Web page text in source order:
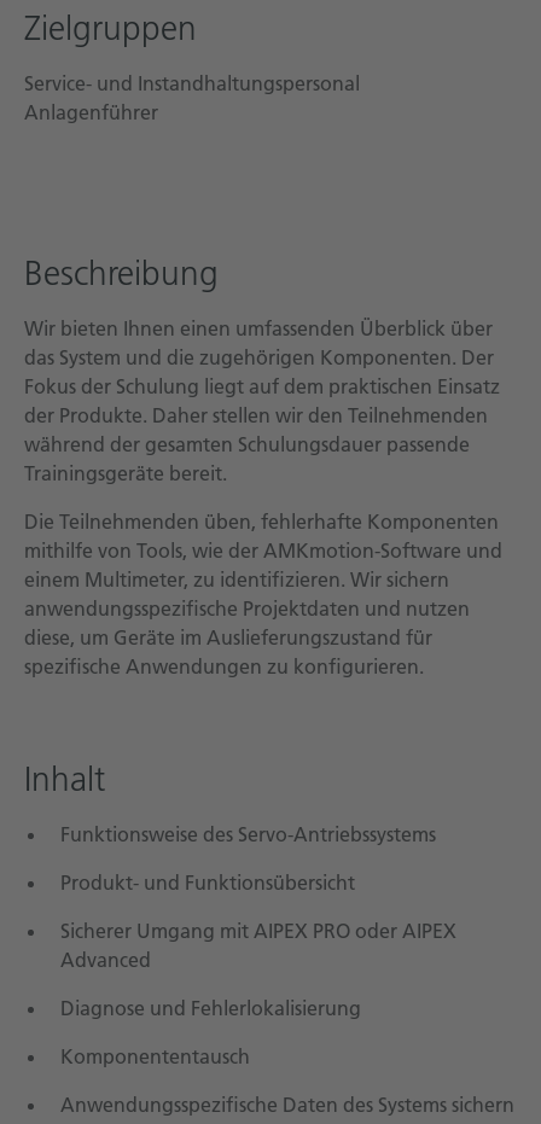
Zielgruppen
Service- und Instandhaltungspersonal
Anlagenführer
Beschreibung
Wir bieten Ihnen einen umfassenden Überblick über
das System und die zugehörigen Komponenten. Der
Fokus der Schulung liegt auf dem praktischen Einsatz
der Produkte. Daher stellen wir den Teilnehmenden
während der gesamten Schulungsdauer passende
Trainingsgeräte bereit.
Die Teilnehmenden üben, fehlerhafte Komponenten
mithilfe von Tools, wie der AMKmotion-Software und
einem Multimeter, zu identifizieren. Wir sichern
anwendungsspezifische Projektdaten und nutzen
diese, um Geräte im Auslieferungszustand für
spezifische Anwendungen zu konfigurieren.
Inhalt
Funktionsweise des Servo-Antriebssystems
Produkt- und Funktionsübersicht
Sicherer Umgang mit AIPEX PRO oder AIPEX
Advanced
Diagnose und Fehlerlokalisierung
Komponententausch
Anwendungsspezifische Daten des Systems sichern